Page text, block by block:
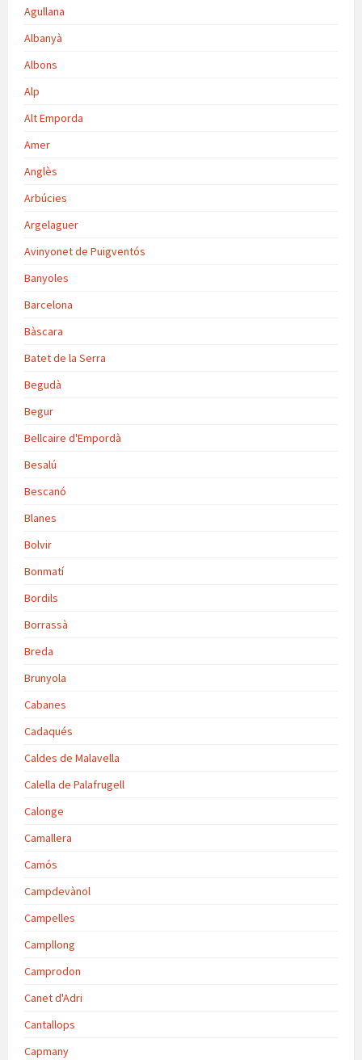
Agullana
Albanyà
Albons
Alp
Alt Emporda
Amer
Anglès
Arbúcies
Argelaguer
Avinyonet de Puigventós
Banyoles
Barcelona
Bàscara
Batet de la Serra
Begudà
Begur
Bellcaire d'Empordà
Besalú
Bescanó
Blanes
Bolvir
Bonmatí
Bordils
Borrassà
Breda
Brunyola
Cabanes
Cadaqués
Caldes de Malavella
Calella de Palafrugell
Calonge
Camallera
Camós
Campdevànol
Campelles
Campllong
Camprodon
Canet d'Adri
Cantallops
Capmany